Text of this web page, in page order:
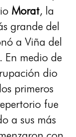
Morat, la
grande del
a Viña del
En medio de
dio
primeros
fue
a sus más